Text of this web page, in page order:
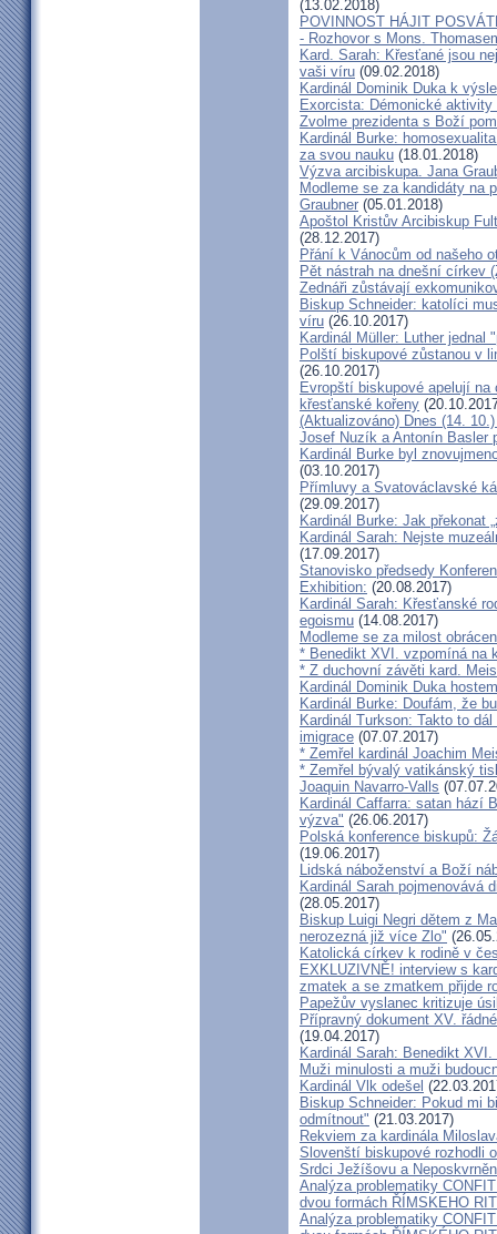
(13.02.2018)
POVINNOST HÁJIT
- Rozhovor s Mons.
Kard. Sarah: Křesťané jsou
vaši víru (09.02.2018)
Kardinál Dominik Duka k
Exorcista: Démonické
Zvolme prezidenta s Boží
Kardinál Burke:
za svou nauku (18.01.2018)
Výzva arcibiskupa. Jana
Modleme se za kandidáty na
Graubner (05.01.2018)
Apoštol Kristův Arcibiskup
(28.12.2017)
Přání k Vánocům od našeho
Pět nástrah na dnešní církev
Zednáři zůstávají
Biskup Schneider: katolíci
víru (26.10.2017)
Kardinál Müller: Luther jednal
Polští biskupové zůstanou v
(26.10.2017)
Evropští biskupové apelují
křesťanské kořeny
(Aktualizováno) Dnes (14.
Josef Nuzík a Antonín Basler
Kardinál Burke byl
(03.10.2017)
Přímluvy a Svatováclavské
(29.09.2017)
Kardinál Burke: Jak překonat
Kardinál Sarah: Nejste
(17.09.2017)
Stanovisko předsedy
Exhibition: (20.08.2017)
Kardinál Sarah: Křesťanské
egoismu (14.08.2017)
Modleme se za milost
* Benedikt XVI. vzpomíná na
* Z duchovní závěti kard.
Kardinál Dominik Duka
Kardinál Burke: Doufám, že
Kardinál Turkson: Takto to
imigrace (07.07.2017)
* Zemřel kardinál Joachim
* Zemřel bývalý vatikánský
Joaquin Navarro-Valls
Kardinál Caffarra: satan hází
výzva" (26.06.2017)
Polská konference biskupů:
(19.06.2017)
Lidská náboženství a Boží
Kardinál Sarah pojmenovává
(28.05.2017)
Biskup Luigi Negri dětem z
nerozezná již více Zlo"
Katolická církev k rodině v
EXKLUZIVNĚ! interview s
zmatek a se zmatkem přijde
Papežův vyslanec kritizuje
Přípravný dokument XV.
(19.04.2017)
Kardinál Sarah: Benedikt
Muži minulosti a muži
Kardinál Vlk odešel
Biskup Schneider: Pokud mi
odmítnout" (21.03.2017)
Rekviem za kardinála
Slovenští biskupové rozhodli
Srdci Ježíšovu a
Analýza problematiky
dvou formách ŘÍMSKEHO
Analýza problematiky